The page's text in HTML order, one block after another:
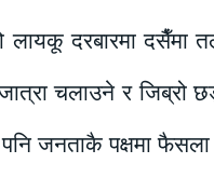
दरबारमा दसैँमा
चलाउने र जिब्रो
जनताकै पक्षमा फैसला